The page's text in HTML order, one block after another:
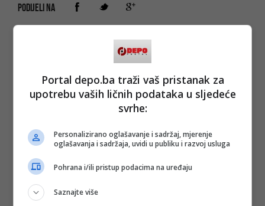
PODIJELI NA
pratite putem društvenih mreža
Portal depo.ba traži vaš pristanak za
upotrebu vaših ličnih podataka u sljedeće
svrhe:
Personalizirano oglašavanje i sadržaj, mjerenje
oglašavanja i sadržaja, uvidi u publiku i razvoj usluga
Pohrana i/ili pristup podacima na uređaju
Saznajte više